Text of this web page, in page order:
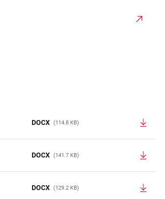
DOCX (114.8 KB)
DOCX (141.7 KB)
DOCX (129.2 KB)